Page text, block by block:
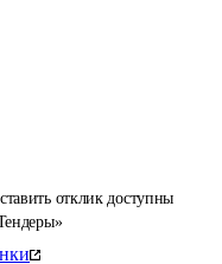
отклик доступны